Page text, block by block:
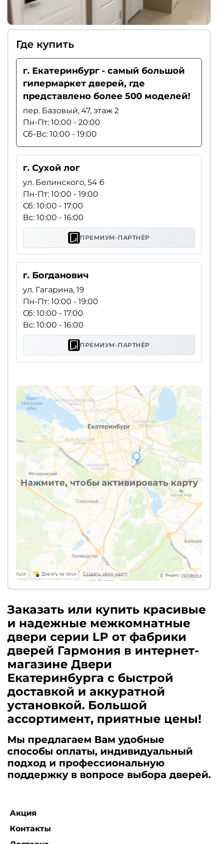
Нажмите, чтобы активировать карту
Где купить
г. Екатеринбург - самый большой
гипермаркет дверей, где
представлено более 500 моделей!
пер. Базовый, 47, этаж 2
Пн-Пт: 10:00 - 20:00
Сб-Вс: 10:00 - 19:00
г. Сухой лог
ул. Белинского, 54 б
Пн-Пт: 10:00 - 19:00
Сб: 10:00 - 17:00
Вс: 10:00 - 16:00
ПРЕМИУМ-ПАРТНЁР
г. Богданович
ул. Гагарина, 19
Пн-Пт: 10:00 - 19:00
Сб: 10:00 - 17:00
Вс: 10:00 - 16:00
ПРЕМИУМ-ПАРТНЁР
Заказать или купить красивые
и надежные межкомнатные
двери серии LP от фабрики
дверей Гармония в интернет-
магазине Двери
Екатеринбурга с быстрой
доставкой и аккуратной
установкой. Большой
ассортимент, приятные цены!
Мы предлагаем Вам удобные
способы оплаты, индивидуальный
подход и профессиональную
поддержку в вопросе выбора дверей.
Акция
Контакты